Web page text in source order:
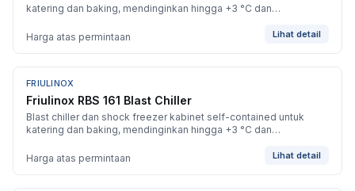
katering dan baking, mendinginkan hingga +3 °C dan
Harga atas permintaan
Lihat detail
BARU
FRIULINOX
Friulinox RBS 161 Blast Chiller
Blast chiller dan shock freezer kabinet self-contained untuk
katering dan baking, mendinginkan hingga +3 °C dan
Harga atas permintaan
Lihat detail